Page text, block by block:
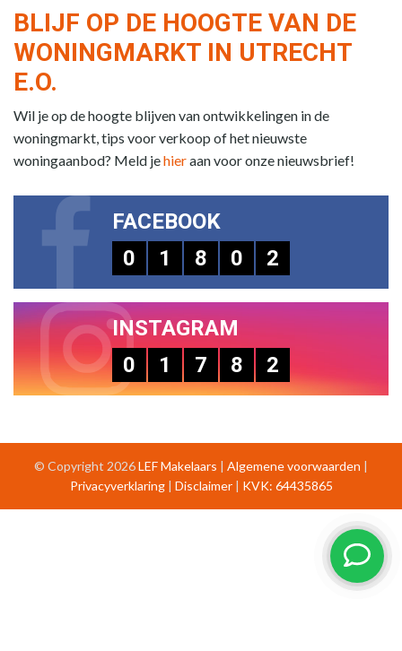
BLIJF OP DE HOOGTE VAN DE
WONINGMARKT IN UTRECHT
E.O.
Wil je op de hoogte blijven van ontwikkelingen in de
woningmarkt, tips voor verkoop of het nieuwste
woningaanbod? Meld jehieraan voor onze nieuwsbrief!
FACEBOOK
0
1 8 0 2
INSTAGRAM
0
1 7 8 2
© Copyright 2026LEF Makelaars | Algemene voorwaarden |
Privacyverklaring| Disclaimer| KVK: 64435865